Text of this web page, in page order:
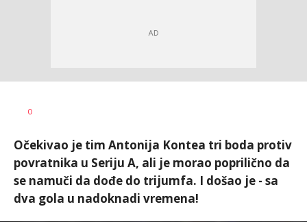
AUTOR
0
Očekivao je tim Antonija Kontea tri boda protiv
povratnika u Seriju A, ali je morao poprilično da
se namuči da dođe do trijumfa. I došao je - sa
dva gola u nadoknadi vremena!